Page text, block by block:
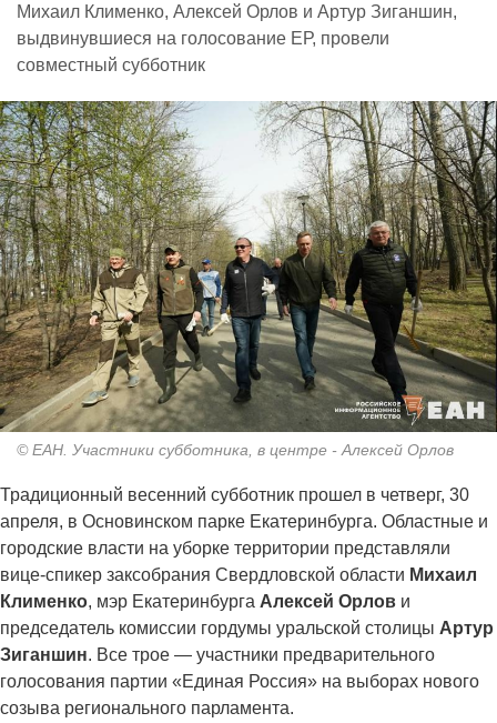
Михаил Клименко, Алексей Орлов и Артур Зиганшин,
выдвинувшиеся на голосование ЕР, провели
совместный субботник
© ЕАН. Участники субботника, в центре - Алексей Орлов
Традиционный весенний субботник прошел в четверг, 30
апреля, в Основинском парке Екатеринбурга. Областные и
городские власти на уборке территории представляли
вице-спикер заксобрания Свердловской области Михаил
Клименко, мэр Екатеринбурга Алексей Орлов и
председатель комиссии гордумы уральской столицы Артур
Зиганшин. Все трое — участники предварительного
голосования партии «Единая Россия» на выборах нового
созыва регионального парламента.